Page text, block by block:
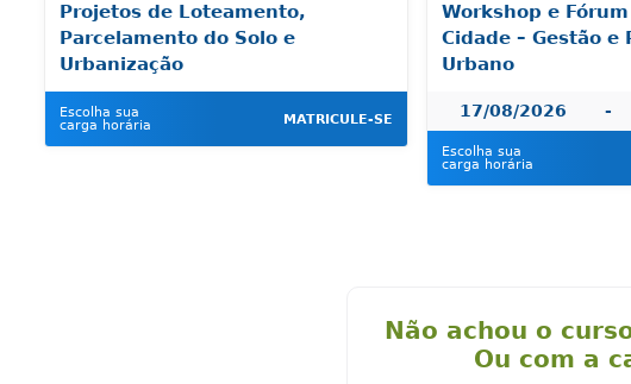
Projetos de Loteamento,
Parcelamento do Solo e
Urbanização
Escolha sua
carga horária
MATRICULE-SE
Workshop e
Cidade – Gestão e
Urbano
17/08/2026 -
Escolha sua
carga horária
Não achou o
Ou com a